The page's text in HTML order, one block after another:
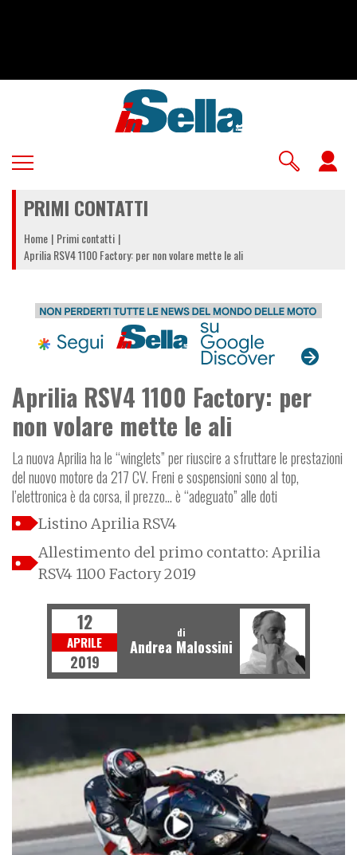
PRIMI CONTATTI
Home Primi contatti
Aprilia RSV4 1100 Factory: per non volare mette le ali
Aprilia RSV4 1100 Factory: per
non volare mette le ali
La nuova Aprilia ha le “winglets” per riuscire a sfruttare le prestazioni
del nuovo motore da 217 CV. Freni e sospensioni sono al top,
l’elettronica è da corsa, il prezzo... è “adeguato” alle doti
Listino Aprilia RSV4
Allestimento del primo contatto: Aprilia
RSV4 1100 Factory 2019
12
APRILE
2019
di
Andrea Malossini